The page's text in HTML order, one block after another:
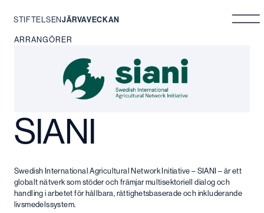
Hoppa
STIFTELSENJÄRVAVECKAN
ARRANGÖRER
SIANI
Swedish International Agricultural Network Initiative – SIANI – är ett
globalt nätverk som stöder och främjar multisektoriell dialog och
handling i arbetet för hållbara, rättighetsbaserade och inkluderande
livsmedelssystem.